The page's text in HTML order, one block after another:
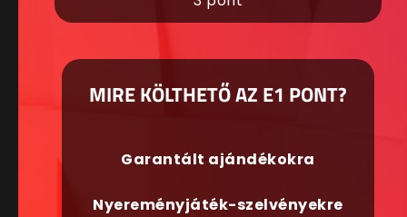
MIRE KÖLTHETŐ AZ E1 PONT?
Garantált ajándékokra
Nyereményjáték-szelvényekre